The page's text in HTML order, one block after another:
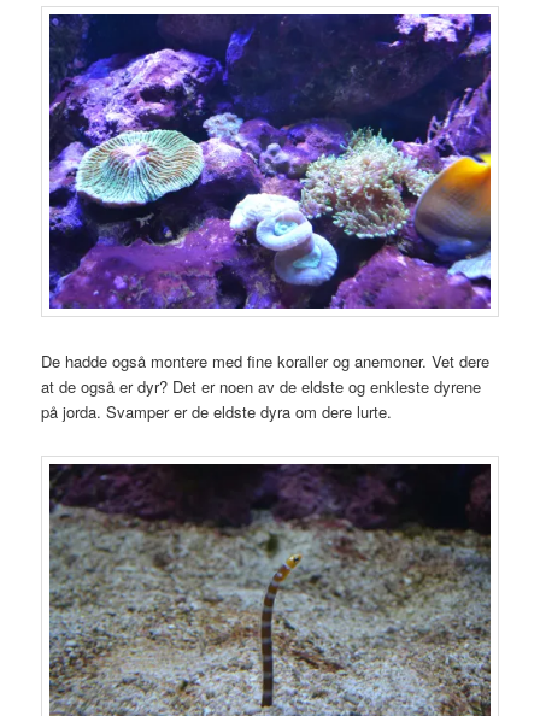
De hadde også montere med fine koraller og anemoner. Vet dere
at de også er dyr? Det er noen av de eldste og enkleste dyrene
på jorda. Svamper er de eldste dyra om dere lurte.